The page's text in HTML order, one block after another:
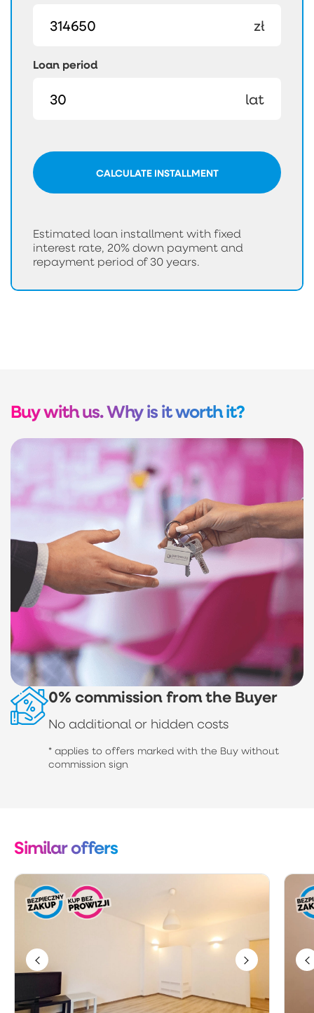
zł
Loan period
lat
CALCULATE INSTALLMENT
Estimated loan installment with fixed
interest rate, 20% down payment and
repayment period of 30 years.
Buy with us. Why is it worth it?
0% commission from the Buyer
No additional or hidden costs
* applies to offers marked with the Buy without
commission sign
Similar offers